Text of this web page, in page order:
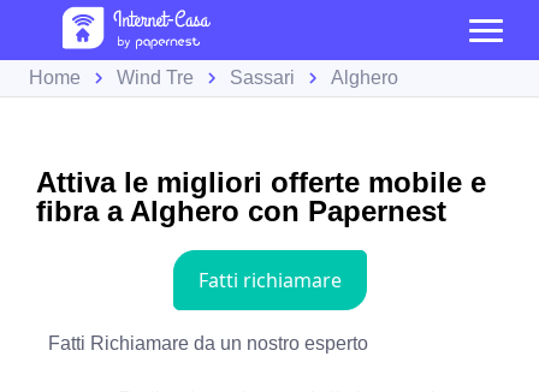
Home Wind Tre Sassari Alghero